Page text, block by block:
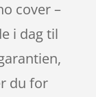
cover –
i dag til
du for